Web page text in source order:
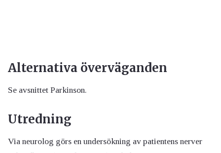
Alternativa överväganden
Se avsnittet Parkinson.
Utredning
Via neurolog görs en undersökning av patientens nerver